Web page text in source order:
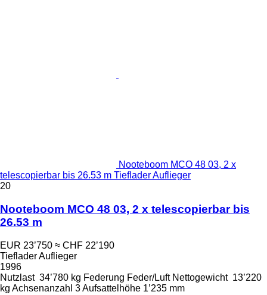
Nooteboom MCO 48 03, 2 x
telescopierbar bis 26.53 m Tieflader Auflieger
20
Nooteboom MCO 48 03, 2 x telescopierbar bis
26.53 m
EUR 23’750 ≈ CHF 22’190
Tieflader Auflieger
1996
Nutzlast 34’780 kg Federung Feder/Luft Nettogewicht 13’220
kg Achsenanzahl 3Aufsattelhöhe 1’235 mm